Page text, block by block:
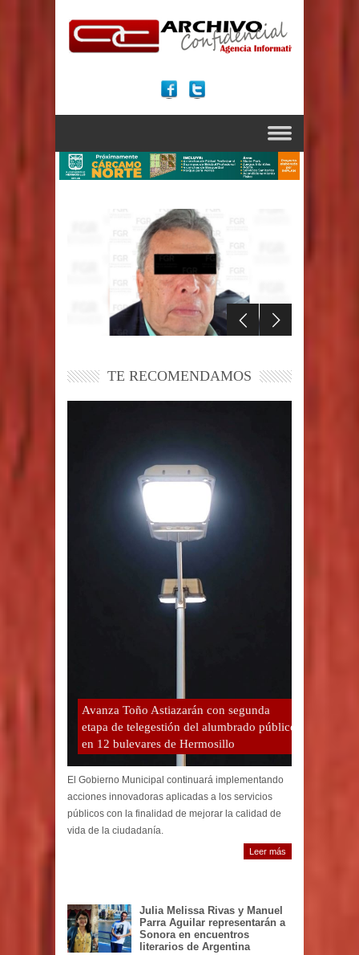
TE RECOMENDAMOS
Avanza Toño Astiazarán con segunda
etapa de telegestión del alumbrado público
en 12 bulevares de Hermosillo
El Gobierno Municipal continuará implementando
acciones innovadoras aplicadas a los servicios
públicos con la finalidad de mejorar la calidad de
vida de la ciudadanía.
Leer más
Julia Melissa Rivas y Manuel
Parra Aguilar representarán a
Sonora en encuentros
literarios de Argentina